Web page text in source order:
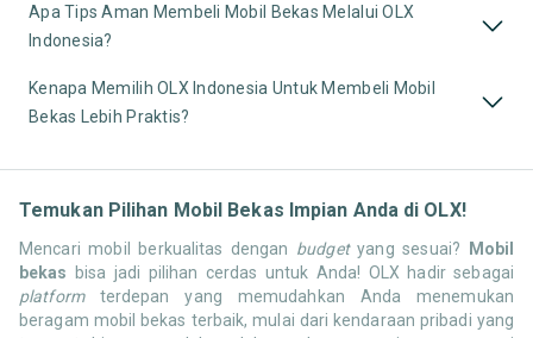
Apa Tips Aman Membeli Mobil Bekas Melalui OLX
Indonesia?
Kenapa Memilih OLX Indonesia Untuk Membeli Mobil
Bekas Lebih Praktis?
Temukan Pilihan Mobil Bekas Impian Anda di OLX!
Mencari mobil berkualitas dengan budgetyang sesuai? Mobil
bekas bisa jadi pilihan cerdas untuk Anda! OLX hadir sebagai
platformterdepan yang memudahkan Anda menemukan
beragam mobil bekas terbaik, mulai dari kendaraan pribadi yang